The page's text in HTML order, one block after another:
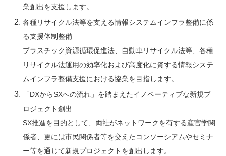
業創出を支援します。
各種リサイクル法等を支える情報システムインフラ整備に係
る支援体制整備
プラスチック資源循環促進法、自動車リサイクル法等、各種
リサイクル法運用の効率化および高度化に資する情報システ
ムインフラ整備支援における協業を目指します。
「DXからSXへの流れ」を踏まえたイノベーティブな新規プ
ロジェクト創出
SX推進を目的として、両社がネットワークを有する産官学関
係者、更には市民関係者等を交えたコンソーシアムやセミナ
ー等を通じて新規プロジェクトを創出します。